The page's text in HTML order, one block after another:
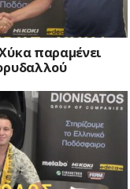
παραμένει